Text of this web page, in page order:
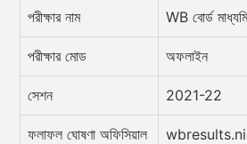
পরীক্ষার নাম WB বোর্ড
পরীক্ষার মোড অফলাইন
সেশন 2021-22
ফলাফল ঘোষণা অফিসিয়াল